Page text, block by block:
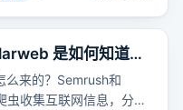
是如何知道每
？
么来的？Semrush和
收集互联网信息，分析